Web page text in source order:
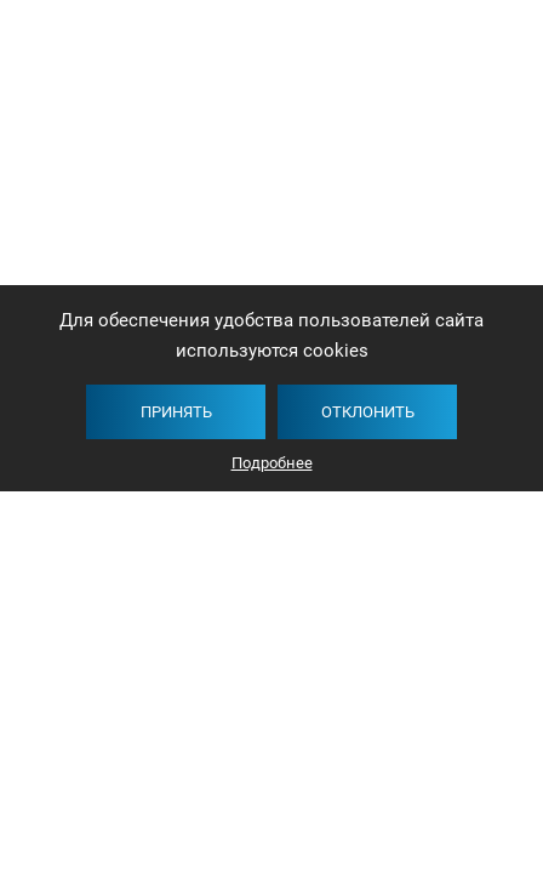
Для обеспечения удобства пользователей сайта
используются cookies
ПРИНЯТЬ ОТКЛОНИТЬ
Подробнее